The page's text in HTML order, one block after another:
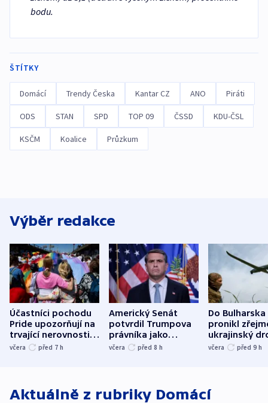
bodu.
ŠTÍTKY
Domácí Trendy Česka Kantar CZ ANO Piráti
ODS STAN SPD TOP 09 ČSSD KDU-ČSL
KSČM Koalice Průzkum
Výběr redakce
Účastníci pochodu
Pride upozorňují na
trvající nerovnosti i
společenskou
včera před 7 h
Americký Senát
potvrdil Trumpova
právníka jako
ministra
včera před 8 h
Do Bulharska
pronikl
ukrajinský
explodoval
včera před 9 h
Aktuálně z rubriky Domácí